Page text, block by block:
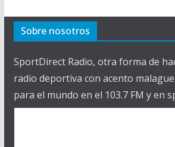
Sobre nosotros
SportDirect Radio, otra forma de
radio deportiva con acento
para el mundo en el 103.7 FM y en